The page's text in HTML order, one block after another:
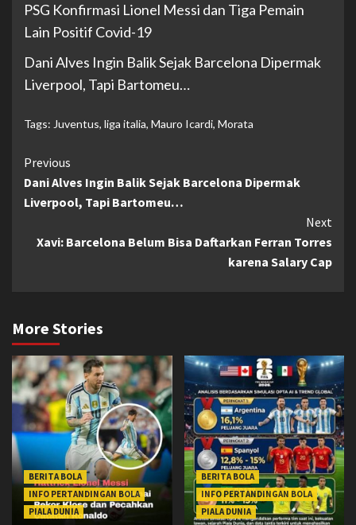
PSG Konfirmasi Lionel Messi dan Tiga Pemain
Lain Positif Covid-19
Dani Alves Ingin Balik Sejak Barcelona Dipermak
Liverpool, Tapi Bartomeu…
Tags: Juventus, liga italia, Mauro Icardi, Morata
Continue
Reading
Previous
Dani Alves Ingin Balik Sejak Barcelona Dipermak
Liverpool, Tapi Bartomeu…
Next
Xavi: Barcelona Belum Bisa Daftarkan Ferran Torres
karena Salary Cap
More Stories
BERITA BOLA
INFO PERTANDINGAN BOLA
PIALA DUNIA
BERITA BOLA
INFO PERTANDINGAN BOLA
PIALA DUNIA